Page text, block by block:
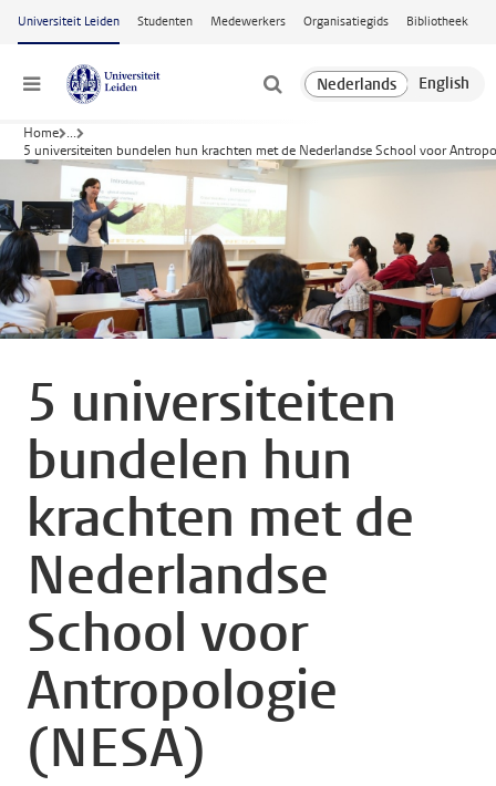
Ga naar hoofdinhoud
Universiteit Leiden Studenten Medewerkers Organisatiegids Bibliotheek
Menu
Home ...
5 universiteiten bundelen hun krachten met de Nederlandse School voor
5 universiteiten
bundelen hun
krachten met de
Nederlandse
School voor
Antropologie
(NESA)